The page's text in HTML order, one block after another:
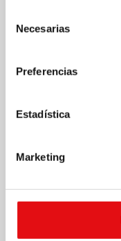
Necesarias
Preferencias
Estadística
Marketing